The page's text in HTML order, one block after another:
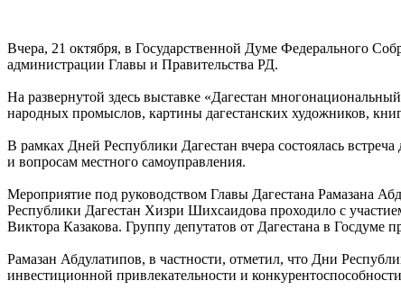
Вчера, 21 октября, в Государственной Думе Федерального
администрации Главы и Правительства РД.
На развернутой здесь выставке «Дагестан
народных промыслов, картины дагестанских художников,
В рамках Дней Республики Дагестан вчера состоялась
и вопросам местного самоуправления.
Мероприятие под руководством Главы Дагестана Рамазана
Республики Дагестан Хизри Шихсаидова проходило с
Виктора Казакова. Группу депутатов от Дагестана в
Рамазан Абдулатипов, в частности, отметил, что Дни
инвестиционной привлекательности и